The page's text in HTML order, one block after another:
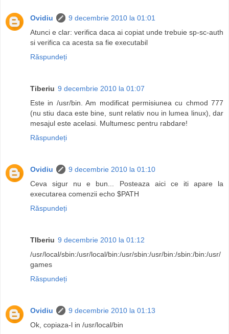
Ovidiu
9 decembrie 2010 la 01:01
Atunci e clar: verifica daca ai copiat unde trebuie sp-sc-auth
si verifica ca acesta sa fie executabil
Răspundeți
Tiberiu 9 decembrie 2010 la 01:07
Este in /usr/bin. Am modificat permisiunea cu chmod 777
(nu stiu daca este bine, sunt relativ nou in lumea linux), dar
mesajul este acelasi. Multumesc pentru rabdare!
Răspundeți
Ovidiu
9 decembrie 2010 la 01:10
Ceva sigur nu e bun... Posteaza aici ce iti apare la
executarea comenzii echo $PATH
Răspundeți
TIberiu 9 decembrie 2010 la 01:12
/usr/local/sbin:/usr/local/bin:/usr/sbin:/usr/bin:/sbin:/bin:/usr/
games
Răspundeți
Ovidiu
9 decembrie 2010 la 01:13
Ok, copiaza-l in /usr/local/bin